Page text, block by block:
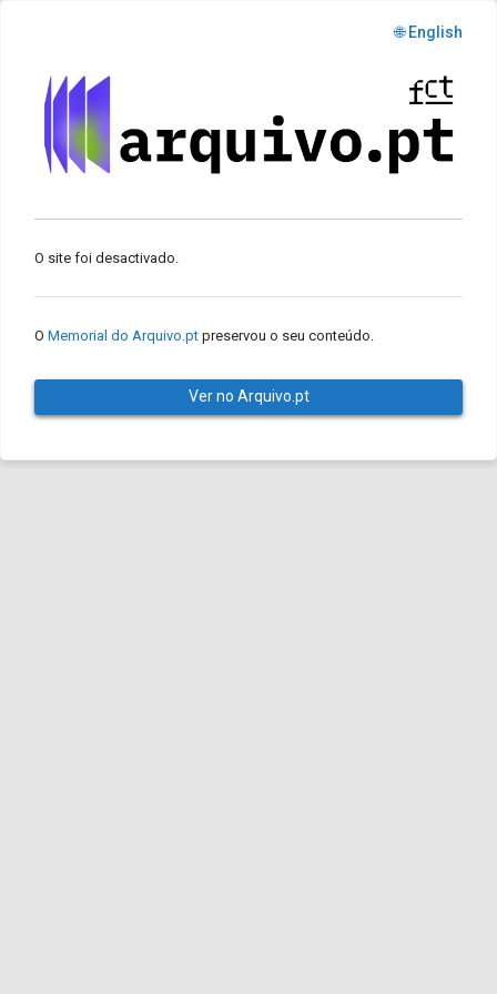
🌐 English
O site foi desactivado.
O Memorial do Arquivo.pt preservou o seu conteúdo.
Ver no Arquivo.pt